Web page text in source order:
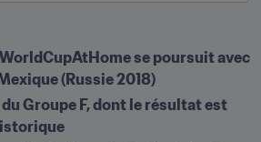
se poursuit avec
(Russie 2018)
Groupe F, dont le résultat est